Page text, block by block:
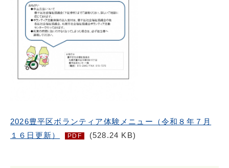
2026豊平区ボランティア体験メニュー（令和８年７月
１６日更新）
PDF (528.24 KB)